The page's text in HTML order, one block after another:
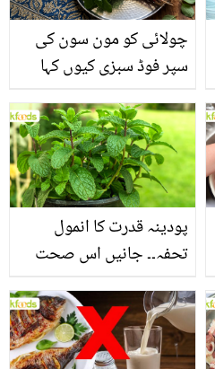
چولائی کو مون سون کی
سپر فوڈ سبزی کیوں کہا
منرلز اور اینٹی آکسیڈنٹس
سے بھرپور اس سبزی کے
فائدے
پودینہ قدرت کا انمول
تحفہ۔۔ جانیں اس صحت
انگیز طبی فوائد